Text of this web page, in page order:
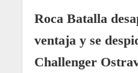
Roca Batalla
ventaja y se
Challenger